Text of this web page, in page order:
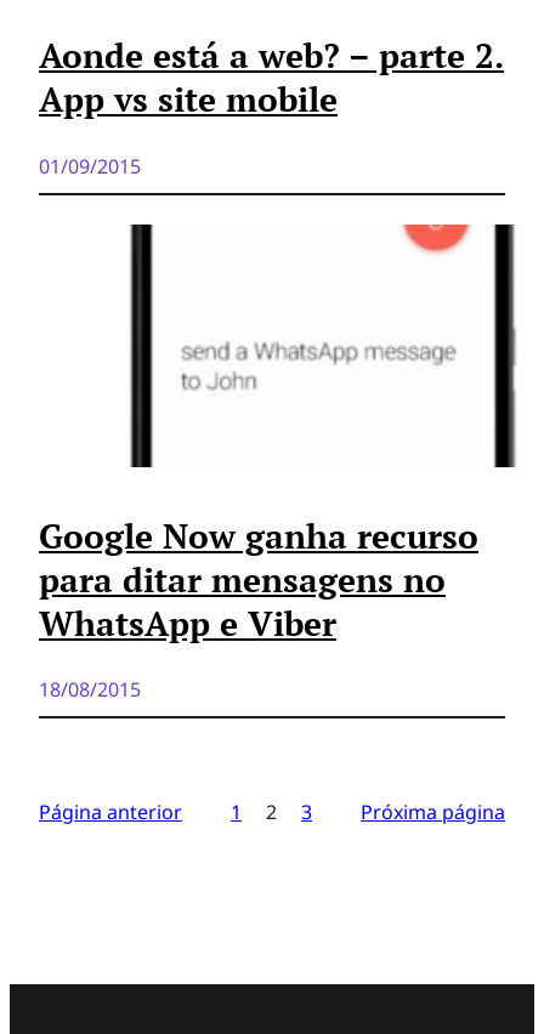
Aonde está a web? – parte 2.
App vs site mobile
01/09/2015
Google Now ganha recurso
para ditar mensagens no
WhatsApp e Viber
18/08/2015
Página anterior 1 2 3 Próxima página